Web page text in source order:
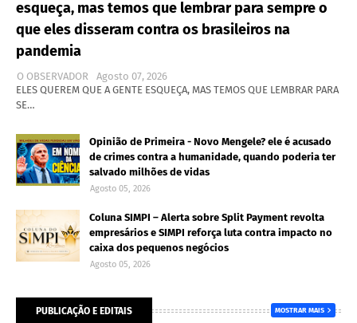
esqueça, mas temos que lembrar para sempre o
que eles disseram contra os brasileiros na
pandemia
O OBSERVADOR
Agosto 07, 2026
ELES QUEREM QUE A GENTE ESQUEÇA, MAS TEMOS QUE LEMBRAR PARA
SE…
Opinião de Primeira - Novo Mengele? ele é acusado
de crimes contra a humanidade, quando poderia ter
salvado milhões de vidas
Agosto 05, 2026
Coluna SIMPI – Alerta sobre Split Payment revolta
empresários e SIMPI reforça luta contra impacto no
caixa dos pequenos negócios
Agosto 05, 2026
PUBLICAÇÃO E EDITAIS MOSTRAR MAIS